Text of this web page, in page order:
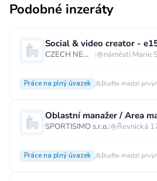
Podobné inzeráty
Social & video creator -
CZECH NEWS CENTER a.s. | náměstí Marie
Práce na plný úvazek Buďte medzi
Oblastní manažer / Area
SPORTISIMO s.r.o.| Řevnická
Práce na plný úvazek Buďte medzi